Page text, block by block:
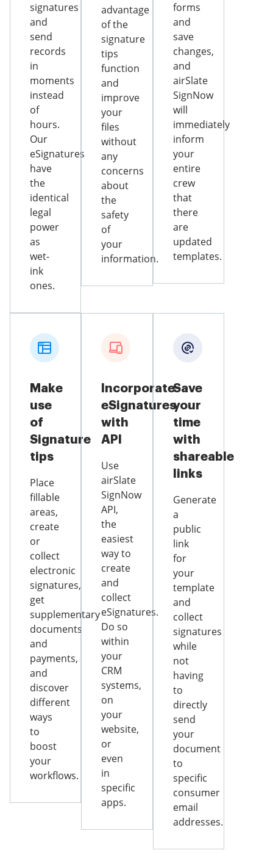
signatures
and
send
records
in
moments
instead
of
hours.
Our
eSignatures
have
the
identical
legal
power
as
wet-
ink
ones.
advantage
of the
signature
tips
function
and
improve
your
files
without
any
concerns
about
the
safety
of
your
information.
forms
and
save
changes,
and
airSlate
SignNow
will
immediately
inform
your
entire
crew
that
there
are
updated
templates.
Make
use
of
Signature
tips
Place
fillable
areas,
create
or
collect
electronic
signatures,
get
supplementary
documents
and
payments,
and
discover
different
ways
to
boost
your
workflows.
Incorporate
eSignatures
with
API
Use
airSlate
SignNow
API,
the
easiest
way to
create
and
collect
eSignatures.
Do so
within
your
CRM
systems,
on
your
website,
or
even
in
specific
apps.
Save
your
time
with
shareable
links
Generate
a
public
link
for
your
template
and
collect
signatures
while
not
having
to
directly
send
your
document
to
specific
consumer
email
addresses.